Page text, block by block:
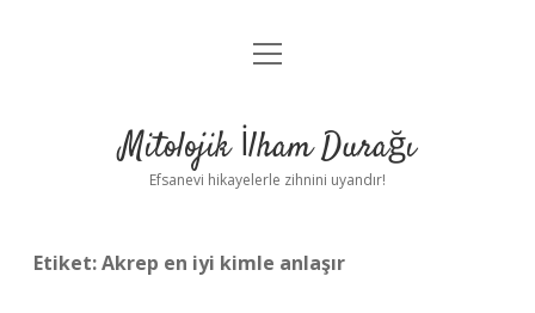
Anasayfa
Yasal Uyarı
menüyü
Mitolojik İlham Durağı
Efsanevi hikayelerle zihnini uyandır!
Etiket:Akrep en iyi kimle anlaşır